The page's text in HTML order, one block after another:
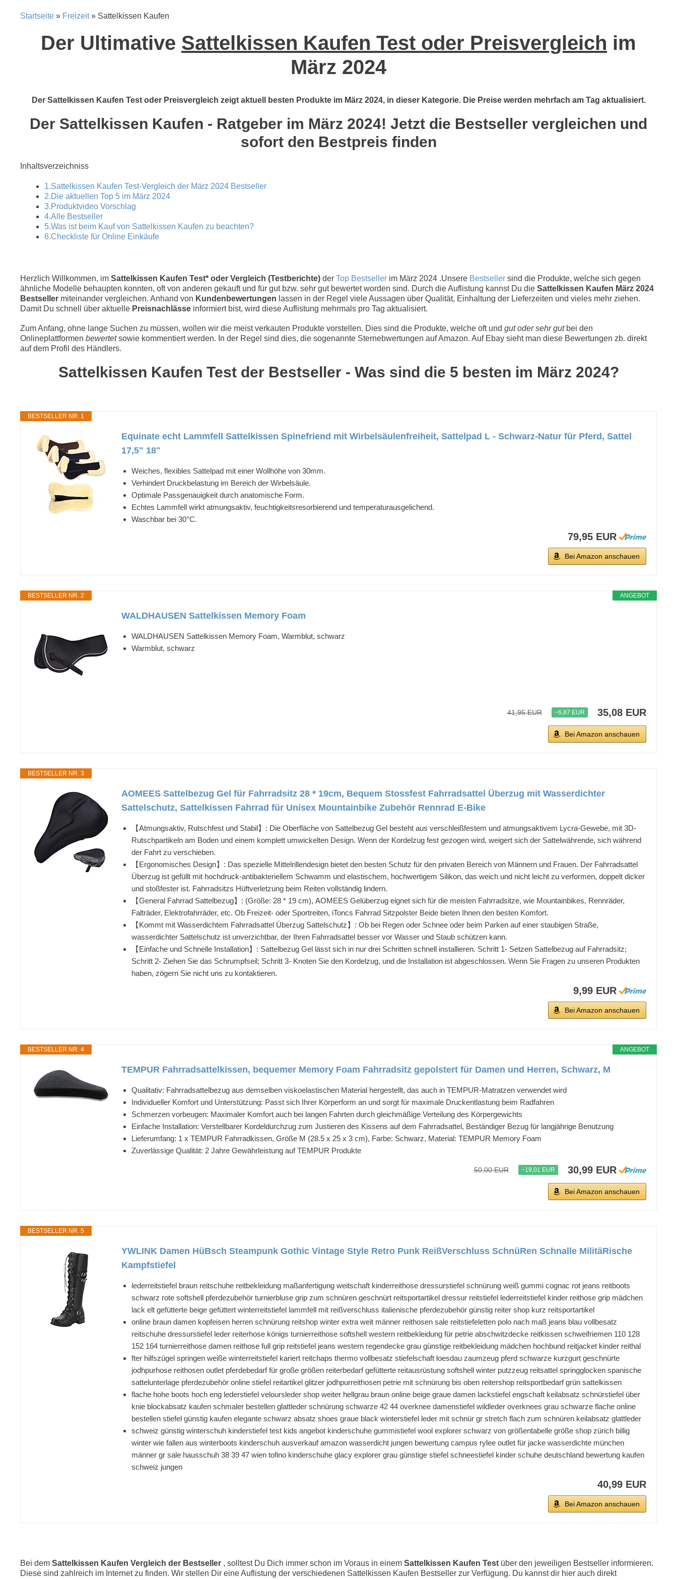
Startseite » Freizeit» Sattelkissen Kaufen
Der Ultimative Sattelkissen Kaufen Test oder Preisvergleich im
März 2024
Der Sattelkissen Kaufen Test oder Preisvergleich zeigt aktuell besten Produkte im März 2024, in dieser Kategorie. Die Preise werden mehrfach am Tag aktualisiert.
Der Sattelkissen Kaufen - Ratgeber im März 2024! Jetzt die Bestseller vergleichen und
sofort den Bestpreis finden
Inhaltsverzeichniss
1.Sattelkissen Kaufen Test-Vergleich der März 2024 Bestseller
2.Die aktuellen Top 5 im März 2024
3.Produktvideo Vorschlag
4.Alle Bestseller
5.Was ist beim Kauf von Sattelkissen Kaufen zu beachten?
6.Checkliste für Online Einkäufe
Herzlich Willkommen, im Sattelkissen Kaufen Test* oder Vergleich (Testberichte) der Top Bestseller im März 2024 .Unsere Bestseller sind die Produkte, welche sich gegen
ähnliche Modelle behaupten konnten, oft von anderen gekauft und für gut bzw. sehr gut bewertet worden sind. Durch die Auflistung kannst Du die Sattelkissen Kaufen März 2024
Bestseller miteinander vergleichen. Anhand von Kundenbewertungen lassen in der Regel viele Aussagen über Qualität, Einhaltung der Lieferzeiten und vieles mehr ziehen.
Damit Du schnell über aktuelle Preisnachlässe informiert bist, wird diese Auflistung mehrmals pro Tag aktualisiert.
Zum Anfang, ohne lange Suchen zu müssen, wollen wir die meist verkauten Produkte vorstellen. Dies sind die Produkte, welche oft und gut oder sehr gutbei den
Onlineplattformen bewertetsowie kommentiert werden. In der Regel sind dies, die sogenannte Sternebwertungen auf Amazon. Auf Ebay sieht man diese Bewertungen zb. direkt
auf dem Profil des Händlers.
Sattelkissen Kaufen Test der Bestseller - Was sind die 5 besten im März 2024?
BESTSELLER NR. 1
Equinate echt Lammfell Sattelkissen Spinefriend mit Wirbelsäulenfreiheit, Sattelpad L - Schwarz-Natur für Pferd, Sattel
17,5" 18"
Weiches, flexibles Sattelpad mit einer Wollhöhe von 30mm.
Verhindert Druckbelastung im Bereich der Wirbelsäule.
Optimale Passgenauigkeit durch anatomische Form.
Echtes Lammfell wirkt atmungsaktiv, feuchtigkeitsresorbierend und temperaturausgelichend.
Waschbar bei 30°C.
79,95 EUR
Bei Amazon anschauen
ANGEBOT
BESTSELLER NR. 2
WALDHAUSEN Sattelkissen Memory Foam
WALDHAUSEN Sattelkissen Memory Foam, Warmblut, schwarz
Warmblut, schwarz
41,95 EUR −6,87 EUR 35,08 EUR
Bei Amazon anschauen
BESTSELLER NR. 3
AOMEES Sattelbezug Gel für Fahrradsitz 28 * 19cm, Bequem Stossfest Fahrradsattel Überzug mit Wasserdichter
Sattelschutz, Sattelkissen Fahrrad für Unisex Mountainbike Zubehör Rennrad E-Bike
【Atmungsaktiv, Rutschfest und Stabil】: Die Oberfläche von Sattelbezug Gel besteht aus verschleißfestem und atmungsaktivem Lycra-Gewebe, mit 3D-
Rutschpartikeln am Boden und einem komplett umwickelten Design. Wenn der Kordelzug fest gezogen wird, weigert sich der Sattelwährende, sich während
der Fahrt zu verschieben.
【Ergonomisches Design】: Das spezielle Mittelrillendesign bietet den besten Schutz für den privaten Bereich von Männern und Frauen. Der Fahrradsattel
Überzug ist gefüllt mit hochdruck-antibakteriellem Schwamm und elastischem, hochwertigem Silikon, das weich und nicht leicht zu verformen, doppelt dicker
und stoßfester ist. Fahrradsitzs Hüftverletzung beim Reiten vollständig lindern.
【General Fahrrad Sattelbezug】: (Größe: 28 * 19 cm), AOMEES Gelüberzug eignet sich für die meisten Fahrradsitze, wie Mountainbikes, Rennräder,
Falträder, Elektrofahrräder, etc. Ob Freizeit- oder Sportreiten, iToncs Fahrrad Sitzpolster Beide bieten Ihnen den besten Komfort.
【Kommt mit Wasserdichtem Fahrradsattel Überzug Sattelschutz】: Ob bei Regen oder Schnee oder beim Parken auf einer staubigen Straße,
wasserdichter Sattelschutz ist unverzichtbar, der Ihren Fahrradsattel besser vor Wasser und Staub schützen kann.
【Einfache und Schnelle Installation】: Sattelbezug Gel lässt sich in nur drei Schritten schnell installieren. Schritt 1- Setzen Sattelbezug auf Fahrradsitz;
Schritt 2- Ziehen Sie das Schrumpfseil; Schritt 3- Knoten Sie den Kordelzug, und die Installation ist abgeschlossen. Wenn Sie Fragen zu unseren Produkten
haben, zögern Sie nicht uns zu kontaktieren.
9,99 EUR
Bei Amazon anschauen
ANGEBOT
BESTSELLER NR. 4
TEMPUR Fahrradsattelkissen, bequemer Memory Foam Fahrradsitz gepolstert für Damen und Herren, Schwarz, M
Qualitativ: Fahrradsattelbezug aus demselben viskoelastischen Material hergestellt, das auch in TEMPUR-Matratzen verwendet wird
Individueller Komfort und Unterstützung: Passt sich Ihrer Körperform an und sorgt für maximale Druckentlastung beim Radfahren
Schmerzen vorbeugen: Maximaler Komfort auch bei langen Fahrten durch gleichmäßige Verteilung des Körpergewichts
Einfache Installation: Verstellbarer Kordeldurchzug zum Justieren des Kissens auf dem Fahrradsattel, Beständiger Bezug für langjährige Benutzung
Lieferumfang: 1 x TEMPUR Fahrradkissen, Größe M (28.5 x 25 x 3 cm), Farbe: Schwarz, Material: TEMPUR Memory Foam
Zuverlässige Qualität: 2 Jahre Gewährleistung auf TEMPUR Produkte
50,00 EUR −19,01 EUR 30,99 EUR
Bei Amazon anschauen
BESTSELLER NR. 5
YWLINK Damen HüBsch Steampunk Gothic Vintage Style Retro Punk ReißVerschluss SchnüRen Schnalle MilitäRische
Kampfstiefel
lederreitstiefel braun reitschuhe reitbekleidung maßanfertigung weitschaft kinderreithose dressurstiefel schnürung weiß gummi cognac rot jeans reitboots
schwarz rote softshell pferdezubehör turnierbluse grip zum schnüren geschnürt reitsportartikel dressur reitstiefel lederreitstiefel kinder reithose grip mädchen
lack elt gefütterte beige gefüttert winterreitstiefel lammfell mit reißverschluss italienische pferdezubehör günstig reiter shop kurz reitsportartikel
online braun damen kopfeisen herren schnürung reitshop winter extra weit männer reithosen sale reitstiefeletten polo nach maß jeans blau vollbesatz
reitschuhe dressurstiefel leder reiterhose königs turnierreithose softshell western reitbekleidung für petrie abschwitzdecke reitkissen schweifriemen 110 128
152 164 turnierreithose damen reithose full grip reitstiefel jeans western regendecke grau günstige reitbekleidung mädchen hochbund reitjacket kinder reithal
fter hilfszügel springen weiße winterreitstiefel kariert reitchaps thermo vollbesatz stiefelschaft loesdau zaumzeug pferd schwarze kurzgurt geschnürte
jodhpurhose reithosen outlet pferdebedarf für große größen reiterbedarf gefütterte reitausrüstung softshell winter putzzeug reitsattel springglocken spanische
sattelunterlage pferdezubehör online stiefel reitartikel glitzer jodhpurreithosen petrie mit schnürung bis oben reitershop reitsportbedarf grün sattelkissen
flache hohe boots hoch eng lederstiefel veloursleder shop weiter hellgrau braun online beige graue damen lackstiefel engschaft keilabsatz schnürstiefel über
knie blockabsatz kaufen schmaler bestellen glattleder schnürung schwarze 42 44 overknee damenstiefel wildleder overknees grau schwarze flache online
bestellen stiefel günstig kaufen elegante schwarz absatz shoes graue black winterstiefel leder mit schnür gr stretch flach zum schnüren keilabsatz glattleder
schweiz günstig winterschuh kinderstiefel test kids angebot kinderschuhe gummistiefel wool explorer schwarz von größentabelle größe shop zürich billig
winter wie fallen aus winterboots kinderschuh ausverkauf amazon wasserdicht jungen bewertung campus rylee outlet für jacke wasserdichte münchen
männer gr sale hausschuh 38 39 47 wien tofino kinderschuhe glacy explorer grau günstige stiefel schneestiefel kinder schuhe deutschland bewertung kaufen
schweiz jungen
40,99 EUR
Bei Amazon anschauen
Bei dem Sattelkissen Kaufen Vergleich der Bestseller , solltest Du Dich immer schon im Voraus in einem Sattelkissen Kaufen Test über den jeweiligen Bestseller informieren.
Diese sind zahlreich im Internet zu finden. Wir stellen Dir eine Auflistung der verschiedenen Sattelkissen Kaufen Bestseller zur Verfügung. Du kannst dir hier auch direkt